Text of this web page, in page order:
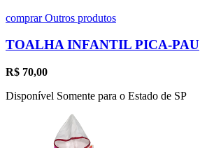
comprarOutros produtos
TOALHA INFANTIL PICA-PAU
R$ 70,00
Disponível Somente para o Estado de SP